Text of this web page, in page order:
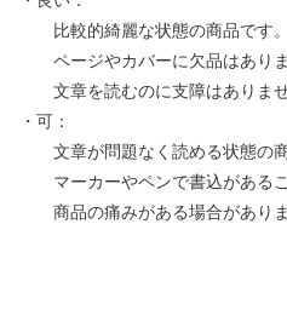
比較的綺麗な状態の商品です。
ページやカバーに欠品はありま
文章を読むのに支障はありませ
・可：
文章が問題なく読める状態の商
マーカーやペンで書込があるこ
商品の痛みがある場合がありま